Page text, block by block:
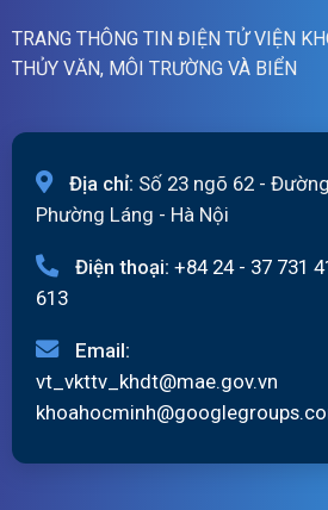
TRANG THÔNG TIN ĐIỆN TỬ VIỆN
THỦY VĂN, MÔI TRƯỜNG VÀ BIỂN
Địa chỉ: Số 23 ngõ 62 -
Phường Láng - Hà Nội
Điện thoại: +84 24 - 37 731
613
Email:
vt_vkttv_khdt@mae.gov.vn